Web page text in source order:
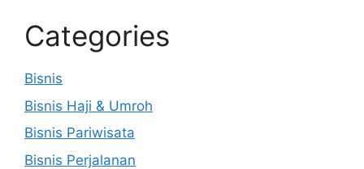
Categories
Bisnis
Bisnis Haji & Umroh
Bisnis Pariwisata
Bisnis Perjalanan